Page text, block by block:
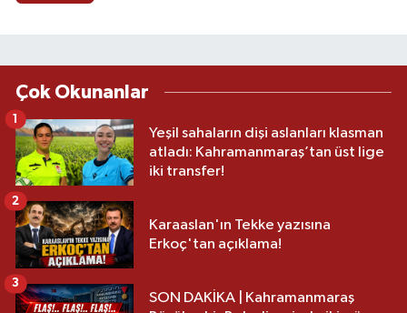
Çok Okunanlar
Yeşil sahaların dişi aslanları klasman
atladı: Kahramanmaraş’tan üst lige
iki transfer!
1
Karaaslan'ın Tekke yazısına
Erkoç'tan açıklama!
2
SON DAKİKA | Kahramanmaraş
3